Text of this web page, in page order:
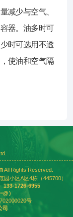
会影响到山茶油的
现乳白色絮状晶
的保质期长得多。
和红外线能促使
容器的口径；油
减少与空气、
器。油多时可
时可选用不透
使油和空气隔
All Rights Reserved.
小区A区4栋（445700）
133-1726-6955
）
号
司